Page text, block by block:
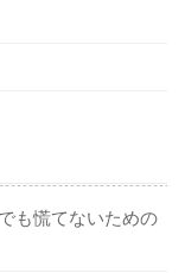
能性がありま
だとしても、発
行いましょう。
ざまなジャンル
格安回収と高価
定をご依頼くだ
、買取額に納得い
りません。
。
？
庫・電子レンジ
い家電があれば、
も慌てないための